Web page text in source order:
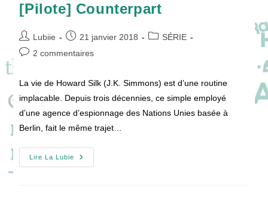
[Pilote] Counterpart
Auteur/autrice
de
Lubiie
Publication
publiée :
21 janvier 2018
PostSÉRIE
Commentaires
2 commentaires
La vie de Howard Silk (J.K. Simmons) est d’une routine
implacable. Depuis trois décennies, ce simple employé
d’une agence d’espionnage des Nations Unies basée à
Berlin, fait le même trajet…
Lire La Lubie
[Pilote]
Counterpart